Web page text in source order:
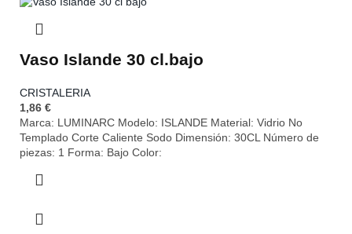
Vaso Islande 30 cl.bajo
CRISTALERIA
1,86 €
Marca: LUMINARC Modelo: ISLANDE Material: Vidrio No
Templado Corte Caliente Sodo Dimensión: 30CL Número de
piezas: 1 Forma: Bajo Color: